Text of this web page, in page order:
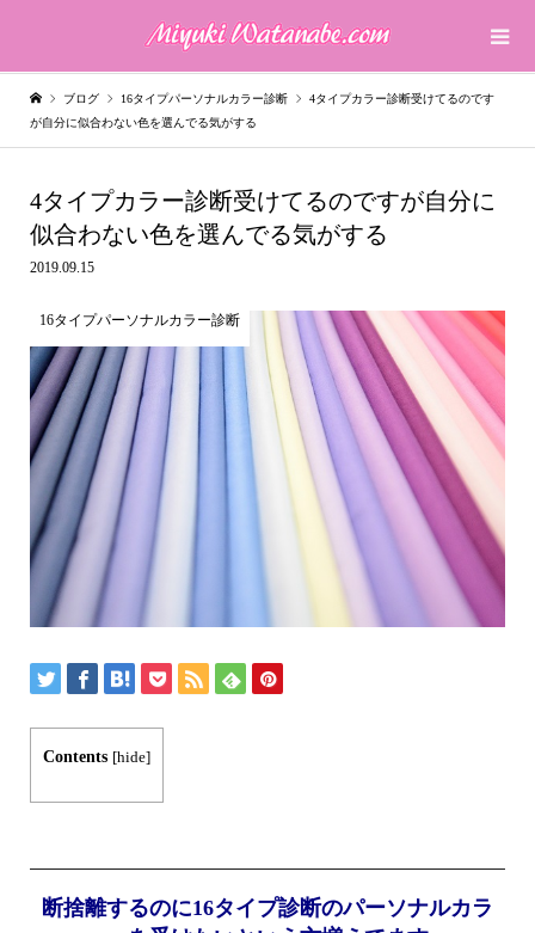
ブログ 16タイプパーソナルカラー診断
4タイプカラー診断受けてるのです
が自分に似合わない色を選んでる気がする
4タイプカラー診断受けてるのですが自分に
似合わない色を選んでる気がする
2019.09.15
16タイプパーソナルカラー診断
Contents [hide]
断捨離するのに16タイプ診断のパーソナルカラ